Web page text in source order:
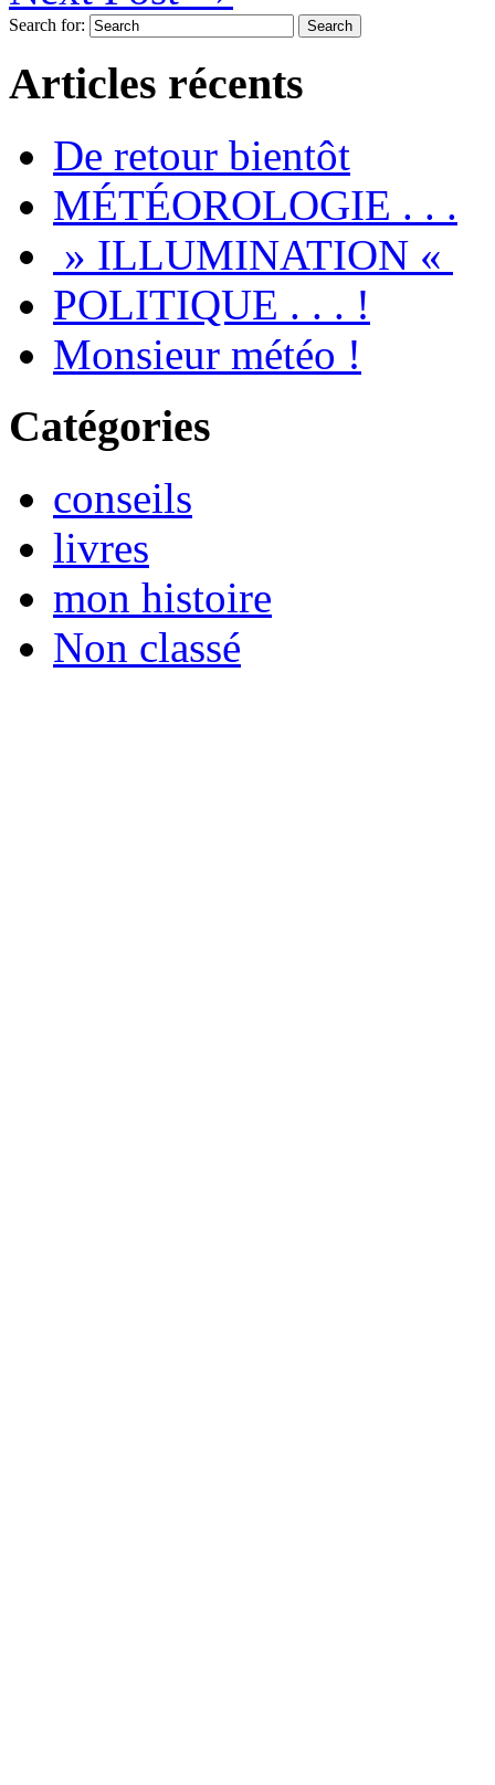
Search for:
Articles récents
De retour bientôt
MÉTÉOROLOGIE . . .
» ILLUMINATION «
POLITIQUE . . . !
Monsieur météo !
Catégories
conseils
livres
mon histoire
Non classé